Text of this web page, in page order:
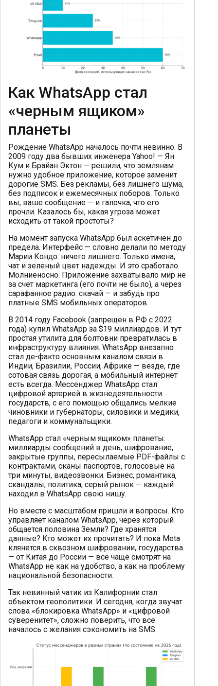
Как WhatsApp стал
«черным ящиком»
планеты
Рождение WhatsApp началось почти невинно. В
2009 году два бывших инженера Yahoo! — Ян
Кум и Брайан Эктон — решили, что землянам
нужно удобное приложение, которое заменит
дорогие SMS. Без рекламы, без лишнего шума,
без подписок и ежемесячных поборов. Только
вы, ваше сообщение — и галочка, что его
прочли. Казалось бы, какая угроза может
исходить от такой простоты?
На момент запуска WhatsApp был аскетичен до
предела. Интерфейс — словно делали по методу
Марии Кондо: ничего лишнего. Только имена,
чат и зеленый цвет надежды. И это сработало.
Молниеносно. Приложение захватывало мир не
за счет маркетинга (его почти не было), а через
сарафанное радио: скачай — и забудь про
платные SMS мобильных операторов.
В 2014 году Facebook (запрещен в РФ с 2022
года) купил WhatsApp за $19 миллиардов. И тут
простая утилита для болтовни превратилась в
инфраструктуру влияния. WhatsApp внезапно
стал де-факто основным каналом связи в
Индии, Бразилии, России, Африке — везде, где
сотовая связь дорогая, а мобильный интернет
есть всегда. Мессенджер WhatsApp стал
цифровой артерией в жизнедеятельности
государств, с его помощью общались мелкие
чиновники и губернаторы, силовики и медики,
педагоги и коммунальщики.
WhatsApp стал «черным ящиком» планеты:
миллиарды сообщений в день, шифрование,
закрытые группы, пересылаемые PDF-файлы с
контрактами, сканы паспортов, голосовые на
три минуты, видеозвонки. Бизнес, романтика,
скандалы, политика, серый рынок — каждый
находил в WhatsApp свою нишу.
Но вместе с масштабом пришли и вопросы. Кто
управляет каналом WhatsApp, через который
общается половина Земли? Где хранятся
данные? Кто может их прочитать? И пока Meta
клянется в сквозном шифровании, государства
— от Китая до России — все чаще смотрят на
WhatsApp не как на удобство, а как на проблему
национальной безопасности.
Так невинный чатик из Калифорнии стал
объектом геополитики. И сегодня, когда звучат
слова «блокировка WhatsApp» и «цифровой
суверенитет», сложно поверить, что все
началось с желания сэкономить на SMS.